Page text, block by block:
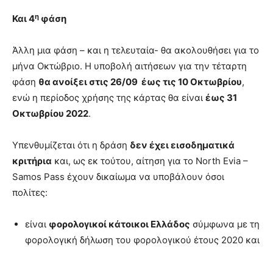
Και 4η φάση
Άλλη μια φάση – και η τελευταία- θα ακολουθήσει για το
μήνα Οκτώβριο. Η υποβολή αιτήσεων για την τέταρτη
φάση θα ανοίξει στις 26/09 έως τις 10 Οκτωβρίου,
ενώ η περίοδος χρήσης της κάρτας θα είναι έως 31
Οκτωβρίου 2022.
Υπενθυμίζεται ότι η δράση δεν έχει εισοδηματικά
κριτήρια και, ως εκ τούτου, αίτηση για το North Evia –
Samos Pass έχουν δικαίωμα να υποβάλουν όσοι
πολίτες:
είναι φορολογικοί κάτοικοι Ελλάδος σύμφωνα με τη
φορολογική δήλωση του φορολογικού έτους 2020 και